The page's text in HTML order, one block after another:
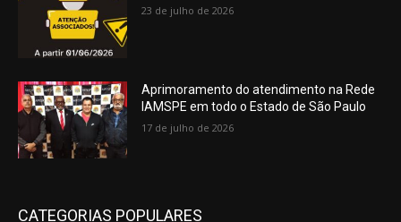
23 de julho de 2026
Aprimoramento do atendimento na Rede
IAMSPE em todo o Estado de São Paulo
17 de julho de 2026
CATEGORIAS POPULARES